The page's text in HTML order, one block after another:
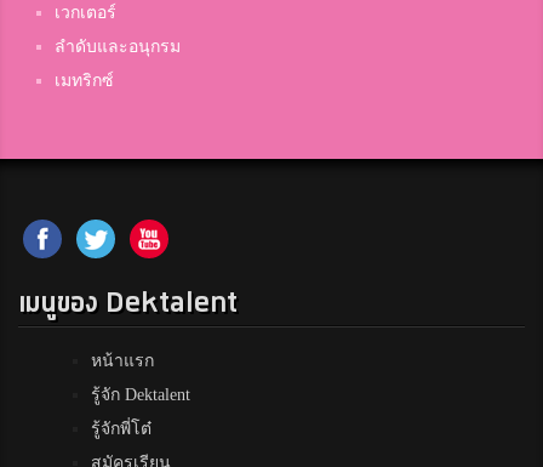
เวกเตอร์
ลำดับและอนุกรม
เมทริกซ์
เมนูของ Dektalent
หน้าแรก
รู้จัก Dektalent
รู้จักพี่โต๋
สมัครเรียน